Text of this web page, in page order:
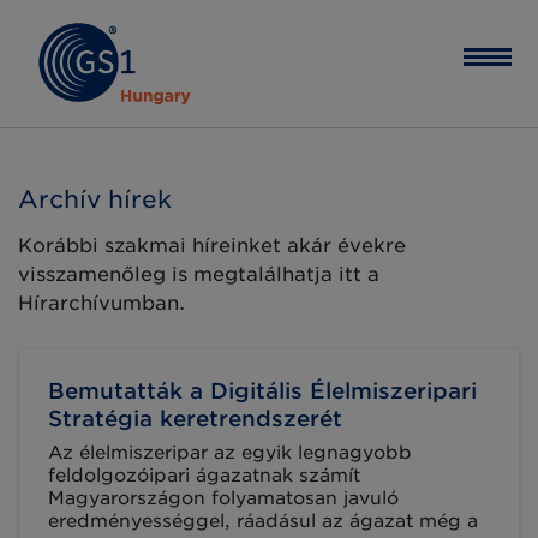
Archív hírek
Korábbi szakmai híreinket akár évekre
visszamenőleg is megtalálhatja itt a
Hírarchívumban.
Bemutatták a Digitális Élelmiszeripari
Stratégia keretrendszerét
Az élelmiszeripar az egyik legnagyobb
feldolgozóipari ágazatnak számít
Magyarországon folyamatosan javuló
eredményességgel, ráadásul az ágazat még a